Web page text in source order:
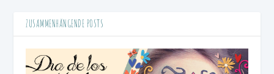
ZUSAMMENHÄNGENDE POSTS